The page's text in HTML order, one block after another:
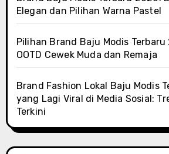
Elegan dan Pilihan Warna Pastel
Pilihan Brand Baju Modis
OOTD Cewek Muda dan Remaja
Brand Fashion Lokal Baju Modis
yang Lagi Viral di Media Sosial:
Terkini